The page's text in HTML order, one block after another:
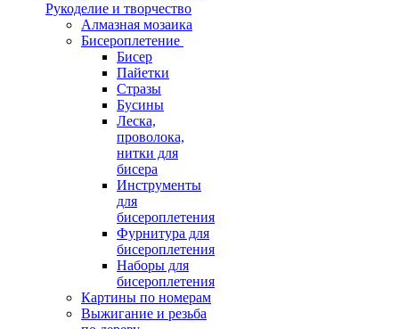
Рукоделие и творчество
Алмазная мозаика
Бисероплетение
Бисер
Пайетки
Стразы
Бусины
Леска,
проволока,
нитки для
бисера
Инструменты
для
бисероплетения
Фурнитура для
бисероплетения
Наборы для
бисероплетения
Картины по номерам
Выжигание и резьба